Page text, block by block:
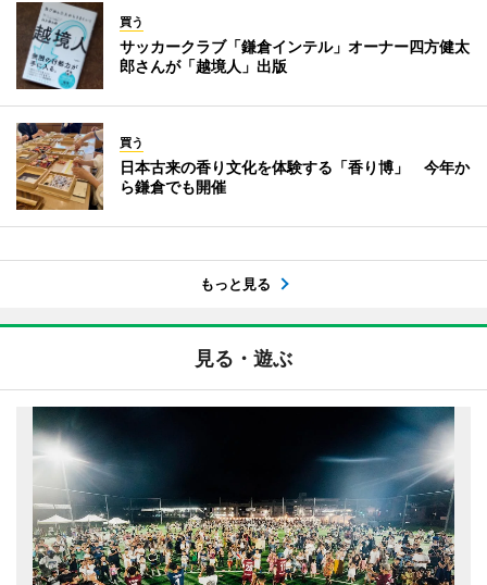
買う
サッカークラブ「鎌倉インテル」オーナー四方健太
郎さんが「越境人」出版
買う
日本古来の香り文化を体験する「香り博」 今年か
ら鎌倉でも開催
もっと見る
見る・遊ぶ